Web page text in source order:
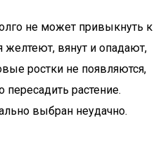
не может привыкнуть к
желтеют, вянут и опадают,
ростки не появляются,
растение.
выбран неудачно.